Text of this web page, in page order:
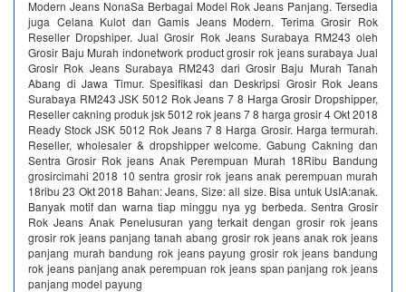
Modern Jeans NonaSa Berbagai Model Rok Jeans Panjang. Tersedia
juga Celana Kulot dan Gamis Jeans Modern. Terima Grosir Rok
Reseller Dropshiper. Jual Grosir Rok Jeans Surabaya RM243 oleh
Grosir Baju Murah indonetwork product grosir rok jeans surabaya Jual
Grosir Rok Jeans Surabaya RM243 dari Grosir Baju Murah Tanah
Abang di Jawa Timur. Spesifikasi dan Deskripsi Grosir Rok Jeans
Surabaya RM243 JSK 5012 Rok Jeans 7 8 Harga Grosir Dropshipper,
Reseller cakning produk jsk 5012 rok jeans 7 8 harga grosir 4 Okt 2018
Ready Stock JSK 5012 Rok Jeans 7 8 Harga Grosir. Harga termurah.
Reseller, wholesaler & dropshipper welcome. Gabung Cakning dan
Sentra Grosir Rok jeans Anak Perempuan Murah 18Ribu Bandung
grosircimahi 2018 10 sentra grosir rok jeans anak perempuan murah
18ribu 23 Okt 2018 Bahan: Jeans, Size: all size. Bisa untuk UsIA:anak.
Banyak motif dan warna tiap minggu nya yg berbeda. Sentra Grosir
Rok Jeans Anak Penelusuran yang terkait dengan grosir rok jeans
grosir rok jeans panjang tanah abang grosir rok jeans anak rok jeans
panjang murah bandung rok jeans payung grosir rok jeans bandung
rok jeans panjang anak perempuan rok jeans span panjang rok jeans
panjang model payung